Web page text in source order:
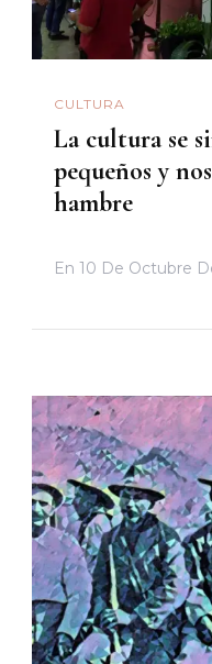
CULTURA
La cultura se
pequeños y
hambre
En 10 De Octubre